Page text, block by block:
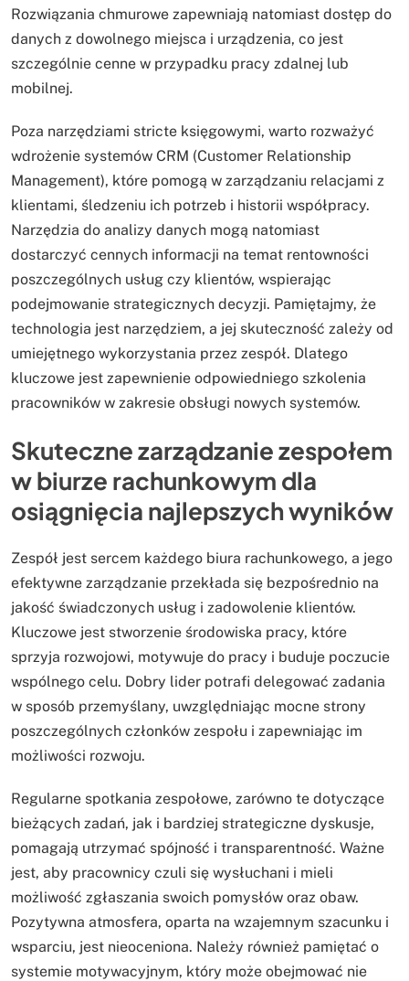
Rozwiązania chmurowe zapewniają natomiast dostęp do
danych z dowolnego miejsca i urządzenia, co jest
szczególnie cenne w przypadku pracy zdalnej lub
mobilnej.
Poza narzędziami stricte księgowymi, warto rozważyć
wdrożenie systemów CRM (Customer Relationship
Management), które pomogą w zarządzaniu relacjami z
klientami, śledzeniu ich potrzeb i historii współpracy.
Narzędzia do analizy danych mogą natomiast
dostarczyć cennych informacji na temat rentowności
poszczególnych usług czy klientów, wspierając
podejmowanie strategicznych decyzji. Pamiętajmy, że
technologia jest narzędziem, a jej skuteczność zależy od
umiejętnego wykorzystania przez zespół. Dlatego
kluczowe jest zapewnienie odpowiedniego szkolenia
pracowników w zakresie obsługi nowych systemów.
Skuteczne zarządzanie zespołem
w biurze rachunkowym dla
osiągnięcia najlepszych wyników
Zespół jest sercem każdego biura rachunkowego, a jego
efektywne zarządzanie przekłada się bezpośrednio na
jakość świadczonych usług i zadowolenie klientów.
Kluczowe jest stworzenie środowiska pracy, które
sprzyja rozwojowi, motywuje do pracy i buduje poczucie
wspólnego celu. Dobry lider potrafi delegować zadania
w sposób przemyślany, uwzględniając mocne strony
poszczególnych członków zespołu i zapewniając im
możliwości rozwoju.
Regularne spotkania zespołowe, zarówno te dotyczące
bieżących zadań, jak i bardziej strategiczne dyskusje,
pomagają utrzymać spójność i transparentność. Ważne
jest, aby pracownicy czuli się wysłuchani i mieli
możliwość zgłaszania swoich pomysłów oraz obaw.
Pozytywna atmosfera, oparta na wzajemnym szacunku i
wsparciu, jest nieoceniona. Należy również pamiętać o
systemie motywacyjnym, który może obejmować nie